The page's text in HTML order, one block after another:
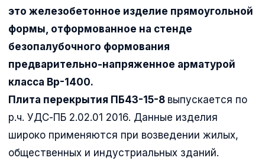
это железобетонное изделие прямоугольной
формы, отформованное на стенде
безопалубочного формования
предварительно-напряженное арматурой
класса Вр-1400.
Плита перекрытия ПБ43-15-8 выпускается по
р.ч. УДС-ПБ 2.02.01 2016. Данные изделия
широко применяются при возведении жилых,
общественных и индустриальных зданий.